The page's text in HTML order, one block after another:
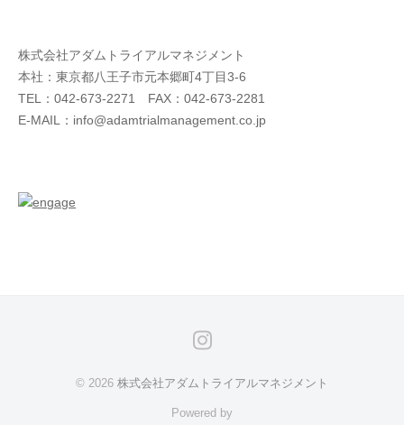
株式会社アダムトライアルマネジメント
本社：東京都八王子市元本郷町4丁目3-6
TEL：042-673-2271 FAX：042-673-2281
E-MAIL：info
adamtrialmanagement.co.jp
Instagram
© 2026 株式会社アダムトライアルマネジメント
Powered by